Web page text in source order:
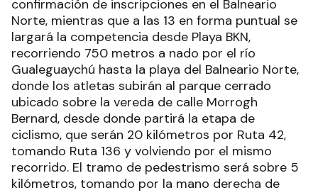
confirmación de inscripciones en el Balneario
Norte, mientras que a las 13 en forma puntual se
largará la competencia desde Playa BKN,
recorriendo 750 metros a nado por el río
Gualeguaychú hasta la playa del Balneario Norte,
donde los atletas subirán al parque cerrado
ubicado sobre la vereda de calle Morrogh
Bernard, desde donde partirá la etapa de
ciclismo, que serán 20 kilómetros por Ruta 42,
tomando Ruta 136 y volviendo por el mismo
recorrido. El tramo de pedestrismo será sobre 5
kilómetros, tomando por la mano derecha de